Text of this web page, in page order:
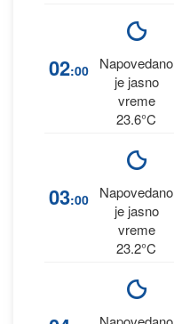
02:00
Napovedano
je jasno
vreme
23.6°C
03:00
Napovedano
je jasno
vreme
23.2°C